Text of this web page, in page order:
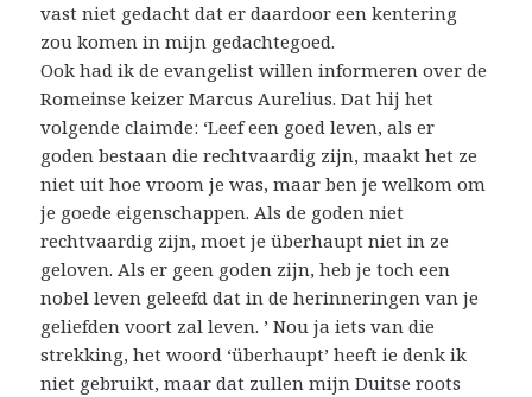
vast niet gedacht dat er daardoor een kentering
zou komen in mijn gedachtegoed.
Ook had ik de evangelist willen informeren over de
Romeinse keizer Marcus Aurelius. Dat hij het
volgende claimde: ‘Leef een goed leven, als er
goden bestaan die rechtvaardig zijn, maakt het ze
niet uit hoe vroom je was, maar ben je welkom om
je goede eigenschappen. Als de goden niet
rechtvaardig zijn, moet je überhaupt niet in ze
geloven. Als er geen goden zijn, heb je toch een
nobel leven geleefd dat in de herinneringen van je
geliefden voort zal leven. ’ Nou ja iets van die
strekking, het woord ‘überhaupt’ heeft ie denk ik
niet gebruikt, maar dat zullen mijn Duitse roots